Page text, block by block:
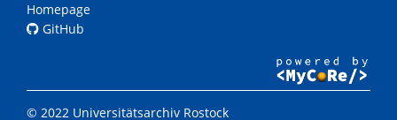
Homepage
GitHub
© 2022 Universitätsarchiv Rostock